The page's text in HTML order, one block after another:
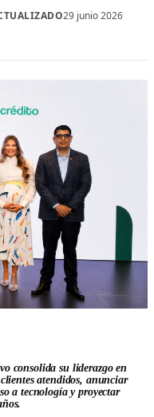
29 junio 2026
consolida su liderazgo en
atendidos, anunciar
a tecnología y proyectar